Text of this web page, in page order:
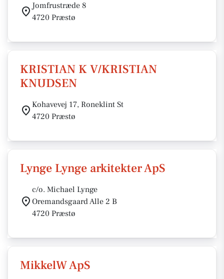
Jomfrustræde 8
4720 Præstø
KRISTIAN K V/KRISTIAN
KNUDSEN
Kohavevej 17, Roneklint St
4720 Præstø
Lynge Lynge arkitekter ApS
c/o. Michael Lynge
Oremandsgaard Alle 2 B
4720 Præstø
MikkelW ApS